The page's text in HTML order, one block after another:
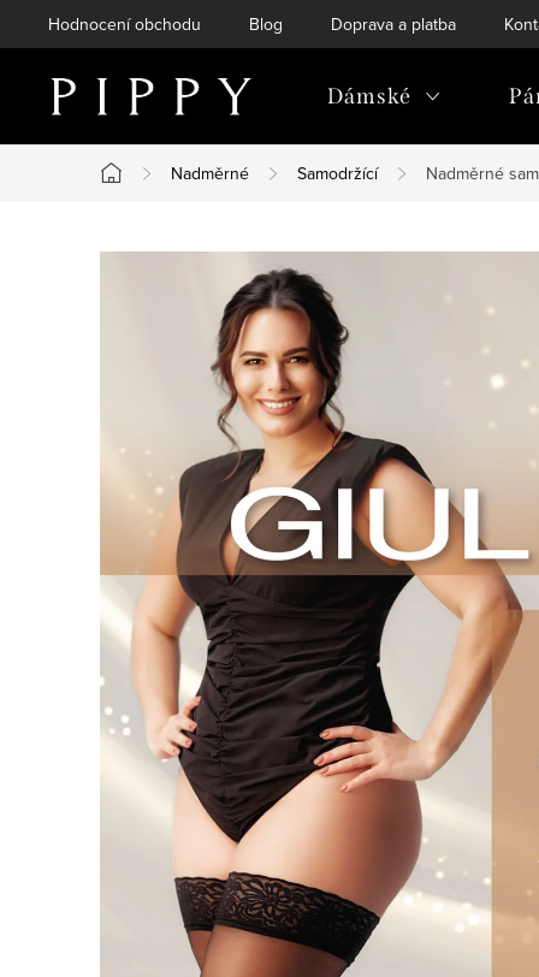
na
Hodnocení obchodu Blog Doprava a platba
Dámské
Domů
Nadměrné Samodržící Nadměrné